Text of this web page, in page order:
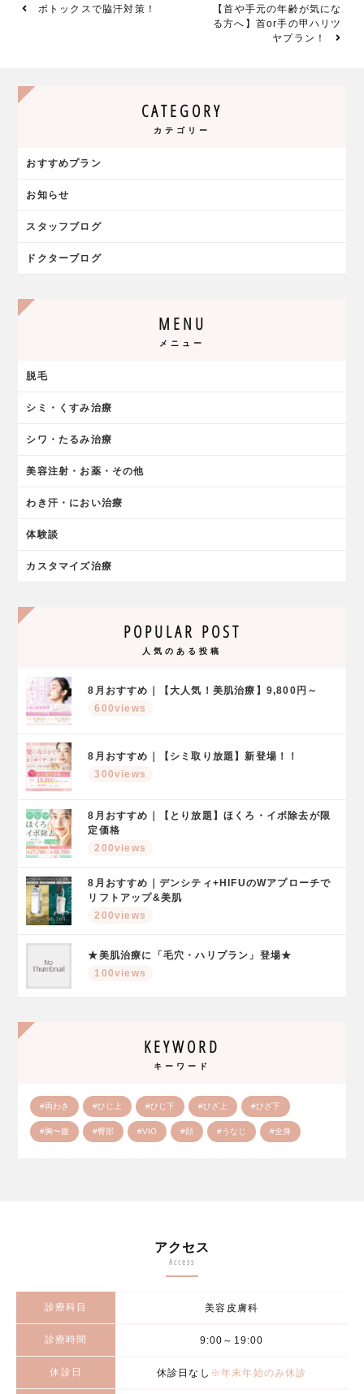
ボトックスで脇汗対策！
【首や手元の年齢が気にな
る方へ】首or手の甲ハリツ
ヤプラン！
CATEGORY
カテゴリー
おすすめプラン
お知らせ
スタッフブログ
ドクターブログ
MENU
メニュー
脱毛
シミ・くすみ治療
シワ・たるみ治療
美容注射・お薬・その他
わき汗・におい治療
体験談
カスタマイズ治療
POPULAR POST
人気のある投稿
8月おすすめ｜【大人気！美肌治療】9,800円～
600views
8月おすすめ｜【シミ取り放題】新登場！！
300views
8月おすすめ｜【とり放題】ほくろ・イボ除去が限
定価格
200views
8月おすすめ｜デンシティ+HIFUのWアプローチで
リフトアップ&美肌
200views
★美肌治療に「毛穴・ハリプラン」登場★
100views
KEYWORD
キーワード
#両わき #ひじ上 #ひじ下 #ひざ上 #ひざ下
#胸〜腹 #臀部 #VIO #顔 #うなじ #全身
アクセス
Access
診療科目 美容皮膚科
診療時間 9:00～19:00
休診日 休診日なし ※年末年始のみ休診